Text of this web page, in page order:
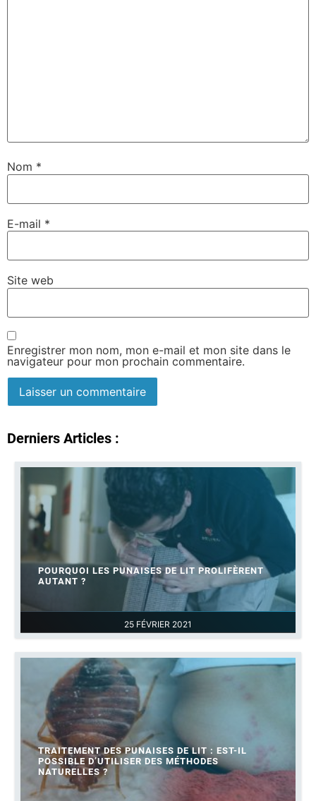
Nom *
E-mail *
Site web
Enregistrer mon nom, mon e-mail et mon site dans le
navigateur pour mon prochain commentaire.
Derniers Articles :
25 FÉVRIER 2021
POURQUOI LES PUNAISES DE LIT PROLIFÈRENT
AUTANT ?
TRAITEMENT DES PUNAISES DE LIT : EST-IL
POSSIBLE D’UTILISER DES MÉTHODES
NATURELLES ?